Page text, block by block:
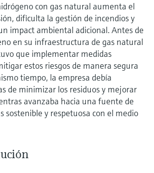
con gas natural aumenta el
dificulta la gestión de incendios y
impact ambiental adicional. Antes de
en su infraestructura de gas natural
que implementar medidas
estos riesgos de manera segura
tiempo, la empresa debía
de minimizar los residuos y mejorar
avanzaba hacia una fuente de
sostenible y respetuosa con el medio